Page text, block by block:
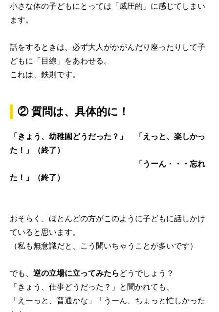
小さな体の子どもにとっては「威圧的」に感じてしまい
ます。
話をするときは、必ず大人がかがんだり座ったりして子
どもに「目線」をあわせる。
これは、鉄則です。
② 質問は、具体的に！
「きょう、幼稚園どうだった？」 「えっと、楽しかっ
た！」（終了）
「うーん・・・忘れ
た！」（終了）
おそらく、ほとんどの方がこのように子どもに話しかけ
ていると思います。
（私も無意識だと、こう聞いちゃうことが多いです）
でも、 逆の立場に立ってみたら どうでしょう？
「きょう、仕事どうだった？」と聞かれても、
「えーっと、普通かな」「うーん、ちょっと忙しかった